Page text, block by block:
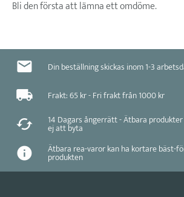
Bli den första att lämna ett omdöme.
Din beställning skickas inom 1-3
Frakt: 65 kr - Fri frakt från 1000 kr
14 Dagars ångerrätt - Ätbara
ej att byta
Ätbara rea-varor kan ha kortare bäst-
produkten